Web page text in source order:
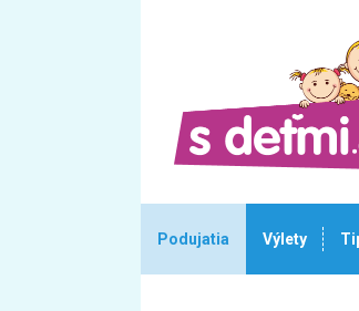
Podujatia Výlety